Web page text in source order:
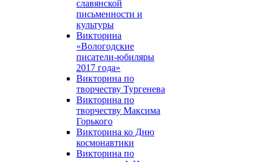
славянской
письменности и
культуры
Викторина
«Вологодские
писатели-юбиляры
2017 года»
Викторина по
творчеству Тургенева
Викторина по
творчеству Максима
Горького
Викторина ко Дню
космонавтики
Викторина по